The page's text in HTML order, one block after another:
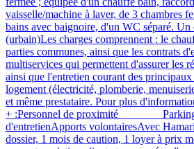
vaisselle/machine à laver, de 3 chambres
bains avec baignoire, d'un WC séparé.
(urbain)Les charges comprennent : le
parties communes, ainsi que les contrats
multiservices qui permettent d'assurer les
ainsi que l'entretien courant des
logement (électricité, plomberie,
et même prestataire. Pour plus
+ :Personnel de proximité Parking
d'entretienApports volontairesAvec
dossier, 1 mois de caution, 1 loyer à prix